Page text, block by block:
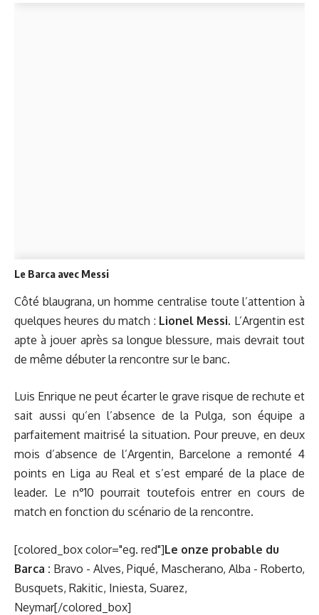
Le Barca avec Messi
Côté blaugrana, un homme centralise toute l’attention à
quelques heures du match : Lionel Messi. L’Argentin est
apte à jouer après sa longue blessure, mais devrait tout
de même débuter la rencontre sur le banc.
Luis Enrique ne peut écarter le grave risque de rechute et
sait aussi qu’en l’absence de la Pulga, son équipe a
parfaitement maitrisé la situation. Pour preuve, en deux
mois d’absence de l’Argentin, Barcelone a remonté 4
points en Liga au Real et s’est emparé de la place de
leader. Le n°10 pourrait toutefois entrer en cours de
match en fonction du scénario de la rencontre.
[colored_box color="eg. red"]Le onze probable du
Barca : Bravo - Alves, Piqué, Mascherano, Alba - Roberto,
Busquets, Rakitic, Iniesta, Suarez,
Neymar[/colored_box]